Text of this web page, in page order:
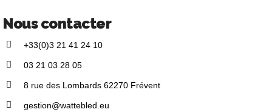
Nous contacter
+33(0)3 21 41 24 10
03 21 03 28 05
8 rue des Lombards 62270 Frévent
gestion@wattebled.eu